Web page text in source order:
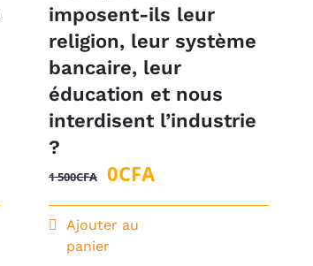
imposent-ils leur
religion, leur système
bancaire, leur
éducation et nous
interdisent l’industrie
?
1 500CFA
Le
prix
initial
était :
0CFALe
prix
Ajouter au
panier